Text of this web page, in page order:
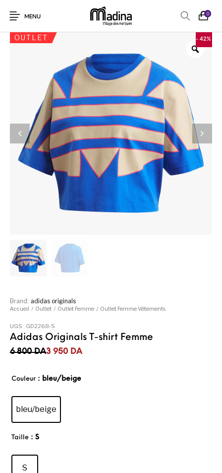
MENU
0
OUTLET - 42%
Accueil / Outlet / Outlet Femme / Outlet Femme Vêtements
Adidas Originals T-shirt Femme
6 800 DA
Le prix initial était : 6 800DA.
3 950 DA
Le prix actuel est : 3 950DA.
Couleur : bleu/beige
bleu/beige
Taille : S
S
UGS : GD2268-S
Brand: adidas originals